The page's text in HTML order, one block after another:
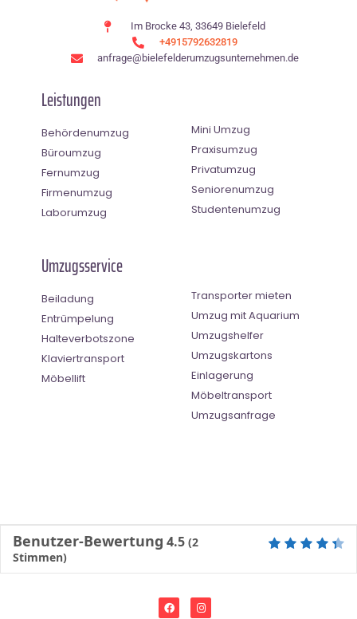
Im Brocke 43, 33649 Bielefeld
+4915792632819
anfrage@bielefelderumzugsunternehmen.de
Leistungen
Behördenumzug
Büroumzug
Fernumzug
Firmenumzug
Laborumzug
Mini Umzug
Praxisumzug
Privatumzug
Seniorenumzug
Studentenumzug
Umzugsservice
Beiladung
Entrümpelung
Halteverbotszone
Klaviertransport
Möbellift
Transporter mieten
Umzug mit Aquarium
Umzugshelfer
Umzugskartons
Einlagerung
Möbeltransport
Umzugsanfrage
Benutzer-Bewertung 4.5 (2
Stimmen)